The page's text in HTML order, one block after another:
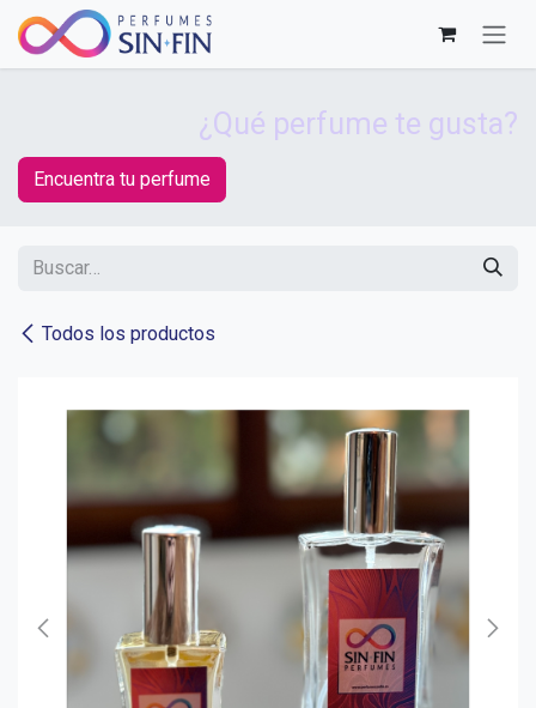
Ir al contenido
¿Qué perfume te gusta?
Encuentra tu perfume
Todos los productos